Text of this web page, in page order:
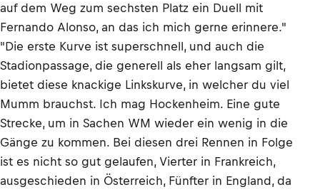
auf dem Weg zum sechsten Platz ein Duell mit
Fernando Alonso, an das ich mich gerne erinnere."
"Die erste Kurve ist superschnell, und auch die
Stadionpassage, die generell als eher langsam gilt,
bietet diese knackige Linkskurve, in welcher du viel
Mumm brauchst. Ich mag Hockenheim. Eine gute
Strecke, um in Sachen WM wieder ein wenig in die
Gänge zu kommen. Bei diesen drei Rennen in Folge
ist es nicht so gut gelaufen, Vierter in Frankreich,
ausgeschieden in Österreich, Fünfter in England, da